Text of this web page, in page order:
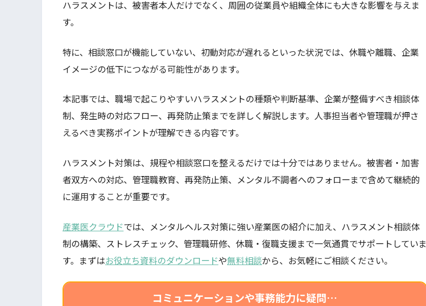
ハラスメントは、被害者本人だけでなく、周囲の従業員や組織全体にも大きな影響を与えま
す。
特に、相談窓口が機能していない、初動対応が遅れるといった状況では、休職や離職、企業
イメージの低下につながる可能性があります。
本記事では、職場で起こりやすいハラスメントの種類や判断基準、企業が整備すべき相談体
制、発生時の対応フロー、再発防止策までを詳しく解説します。人事担当者や管理職が押さ
えるべき実務ポイントが理解できる内容です。
ハラスメント対策は、規程や相談窓口を整えるだけでは十分ではありません。被害者・加害
者双方への対応、管理職教育、再発防止策、メンタル不調者へのフォローまで含めて継続的
に運用することが重要です。
産業医クラウドでは、メンタルヘルス対策に強い産業医の紹介に加え、ハラスメント相談体
制の構築、ストレスチェック、管理職研修、休職・復職支援まで一気通貫でサポートしていま
す。まずはお役立ち資料のダウンロードや無料相談から、お気軽にご相談ください。
コミュニケーションや事務能力に疑問…